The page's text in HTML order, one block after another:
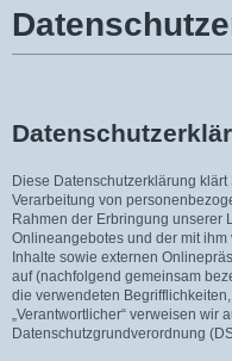
Diese Datenschutzerklärung
Verarbeitung von
Rahmen der Erbringung unserer
Onlineangebotes und der mit
Inhalte sowie externen
auf (nachfolgend gemeinsam
die verwendeten
„Verantwortlicher“ verweisen wir
Datenschutzgrundverordnung